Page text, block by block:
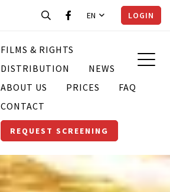
EN LOGIN
FILMS & RIGHTS
DISTRIBUTION
NEWS
ABOUT US
PRICES
FAQ
CONTACT
REQUEST SCREENING